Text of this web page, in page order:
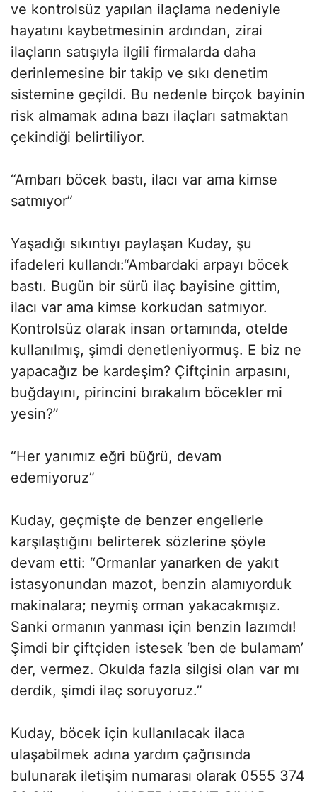
ve kontrolsüz yapılan ilaçlama nedeniyle
hayatını kaybetmesinin ardından, zirai
ilaçların satışıyla ilgili firmalarda daha
derinlemesine bir takip ve sıkı denetim
sistemine geçildi. Bu nedenle birçok bayinin
risk almamak adına bazı ilaçları satmaktan
çekindiği belirtiliyor.
“Ambarı böcek bastı, ilacı var ama kimse
satmıyor”
Yaşadığı sıkıntıyı paylaşan Kuday, şu
ifadeleri kullandı:“Ambardaki arpayı böcek
bastı. Bugün bir sürü ilaç bayisine gittim,
ilacı var ama kimse korkudan satmıyor.
Kontrolsüz olarak insan ortamında, otelde
kullanılmış, şimdi denetleniyormuş. E biz ne
yapacağız be kardeşim? Çiftçinin arpasını,
buğdayını, pirincini bırakalım böcekler mi
yesin?”
“Her yanımız eğri büğrü, devam
edemiyoruz”
Kuday, geçmişte de benzer engellerle
karşılaştığını belirterek sözlerine şöyle
devam etti: “Ormanlar yanarken de yakıt
istasyonundan mazot, benzin alamıyorduk
makinalara; neymiş orman yakacakmışız.
Sanki ormanın yanması için benzin lazımdı!
Şimdi bir çiftçiden istesek ‘ben de bulamam’
der, vermez. Okulda fazla silgisi olan var mı
derdik, şimdi ilaç soruyoruz.”
Kuday, böcek için kullanılacak ilaca
ulaşabilmek adına yardım çağrısında
bulunarak iletişim numarası olarak 0555 374